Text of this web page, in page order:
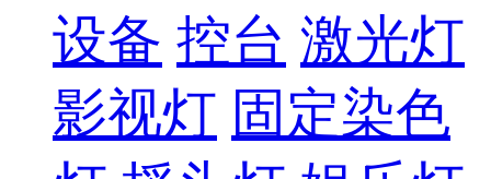
设备 控台 激光灯
影视灯 固定染色